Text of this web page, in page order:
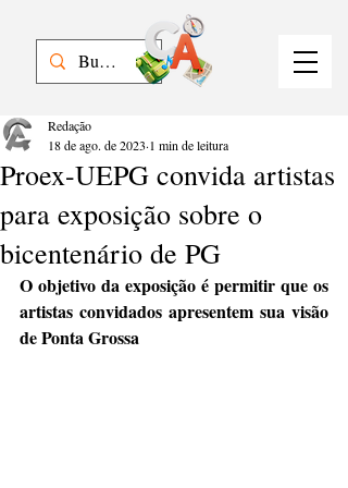
Proex-UEPG convida artistas
para exposição sobre o
bicentenário de PG
Redação
18 de ago. de 2023 1 min de leitura
O objetivo da exposição é permitir que os
artistas convidados apresentem sua visão
de Ponta Grossa